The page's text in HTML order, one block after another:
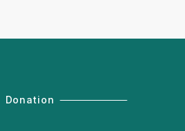
Donation